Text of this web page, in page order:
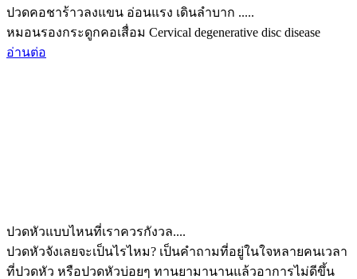
ปวดคอชาร้าวลงแขน อ่อนแรง เดินลำบาก .....
หมอนรองกระดูกคอเสื่อม Cervical degenerative disc disease
อ่านต่อ
ปวดหัวแบบไหนที่เราควรกังวล....
ปวดหัวจังเลยจะเป็นไรไหม? เป็นคำถามที่อยู่ในใจหลายคนเวลา
ที่ปวดหัว หรือปวดหัวบ่อยๆ ทานยามานานแล้วอาการไม่ดีขึ้น